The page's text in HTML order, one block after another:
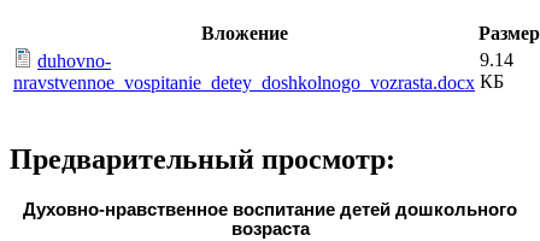
Вложение
Размер
duhovno-
nravstvennoe_vospitanie_detey_doshkolnogo_vozrasta.docx
9.14
КБ
Предварительный просмотр:
Духовно-нравственное воспитание детей дошкольного
возраста